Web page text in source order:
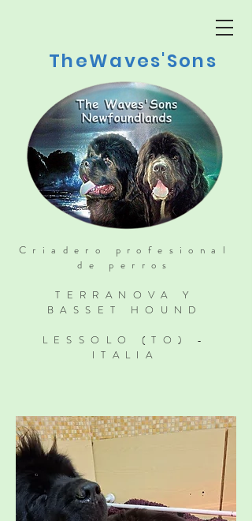
TheWaves'Sons
Criadero profesional
de perros
TERRANOVA Y
BASSET HOUND
LESSOLO (TO) -
ITALIA